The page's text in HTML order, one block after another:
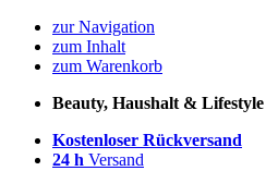
zur Navigation
zum Inhalt
zum Warenkorb
Beauty, Haushalt & Lifestyle
Kostenloser Rückversand
24 h Versand